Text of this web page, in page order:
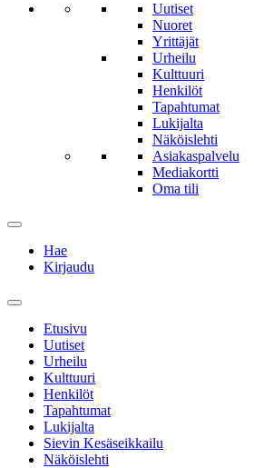
Uutiset
Nuoret
Yrittäjät
Urheilu
Kulttuuri
Henkilöt
Tapahtumat
Lukijalta
Näköislehti
Asiakaspalvelu
Mediakortti
Oma tili
Hae
Kirjaudu
Etusivu
Uutiset
Urheilu
Kulttuuri
Henkilöt
Tapahtumat
Lukijalta
Sievin Kesäseikkailu
Näköislehti